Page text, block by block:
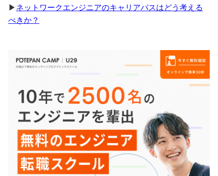
▶ ネットワークエンジニアのキャリアパスはどう考える
べきか？